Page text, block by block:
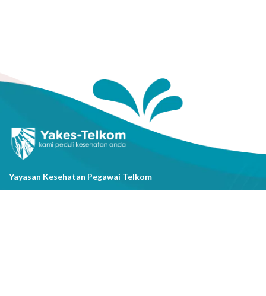
Yayasan Kesehatan Pegawai Telkom